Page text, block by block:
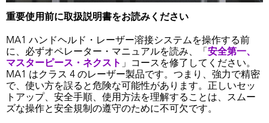
重要使用前に取扱説明書をお読みください
MA1 ハンドヘルド・レーザー溶接システムを操作する前
に、必ずオペレーター・マニュアルを読み、「 安全第一、
マスターピース・ネクスト 」コースを修了してください。
MA1 はクラス 4 のレーザー製品です。つまり、強力で精密
で、使い方を誤ると危険な可能性があります。正しいセッ
トアップ、安全手順、使用方法を理解することは、スムー
ズな操作と安全規制の遵守のために不可欠です。